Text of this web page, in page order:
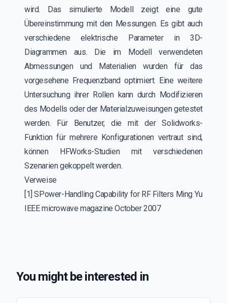
wird. Das simulierte Modell zeigt eine gute
Übereinstimmung mit den Messungen. Es gibt auch
verschiedene elektrische Parameter in 3D-
Diagrammen aus. Die im Modell verwendeten
Abmessungen und Materialien wurden für das
vorgesehene Frequenzband optimiert. Eine weitere
Untersuchung ihrer Rollen kann durch Modifizieren
des Modells oder der Materialzuweisungen getestet
werden. Für Benutzer, die mit der Solidworks-
Funktion für mehrere Konfigurationen vertraut sind,
können HFWorks-Studien mit verschiedenen
Szenarien gekoppelt werden.
Verweise
[1] SPower-Handling Capability for RF Filters Ming Yu
IEEE microwave magazine October 2007
You might be interested in